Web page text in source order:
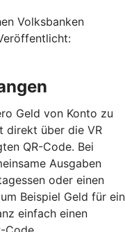
Volksbanken
Geld von Konto zu
direkt über die VR
QR-Code. Bei
Ausgaben
oder einen
Beispiel Geld für ein
einfach einen